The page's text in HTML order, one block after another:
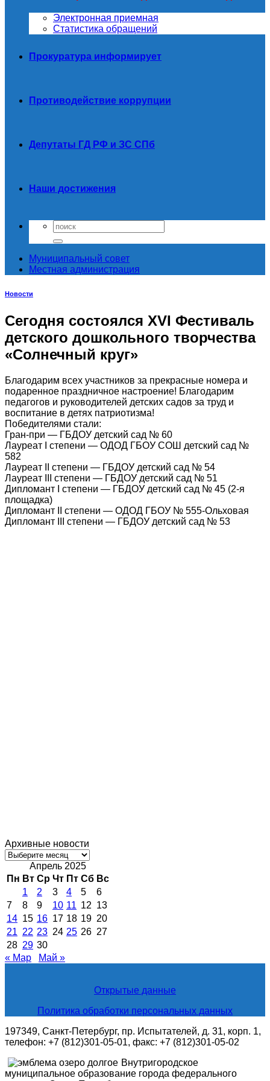
Электронная приемная
Статистика обращений
Прокуратура информирует
Противодействие коррупции
Депутаты ГД РФ и ЗС СПб
Наши достижения
Муниципальный совет
Местная администрация
Новости
Сегодня состоялся XVI Фестиваль
детского дошкольного творчества
«Солнечный круг»
Благодарим всех участников за прекрасные номера и
подаренное праздничное настроение! Благодарим
педагогов и руководителей детских садов за труд и
воспитание в детях патриотизма!
Победителями стали:
Гран-при — ГБДОУ детский сад № 60
Лауреат I степени — ОДОД ГБОУ СОШ детский сад №
582
Лауреат II степени — ГБДОУ детский сад № 54
Лауреат III степени — ГБДОУ детский сад № 51
Дипломант I степени — ГБДОУ детский сад № 45 (2-я
площадка)
Дипломант II степени — ОДОД ГБОУ № 555-Ольховая
Дипломант III степени — ГБДОУ детский сад № 53
Архивные новости
Архивные
новостиАпрель 2025
Пн Вт Ср Чт Пт Сб Вс
1
2 3 4 5
6
7
8 9 10 11 12 13
14 15 16 17 18 19 20
21 22 23 24 25 26 27
28 29 30
« Мар
Май »
Открытые данные
Политика обработки персональных данных
197349, Санкт-Петербург, пр. Испытателей, д. 31, корп. 1,
телефон: +7 (812)301-05-01, факс: +7 (812)301-05-02
Внутригородское
муниципальное образование города федерального